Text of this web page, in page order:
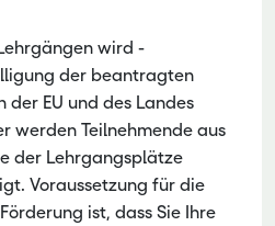
wird -
der beantragten
EU und des Landes
werden Teilnehmende aus
der Lehrgangsplätze
Voraussetzung für die
ist, dass Sie Ihre